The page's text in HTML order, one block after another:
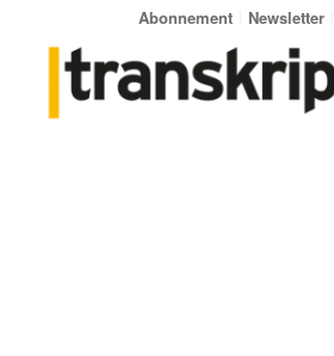
Abonnement Newsletter